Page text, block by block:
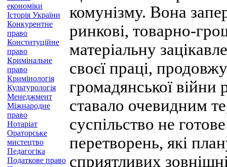
економіки
Історія України
Конкурентне
право
Конституційне
право
Кримінальне
право
Кримінологія
Культурологія
Менеджмент
Міжнародне
право
Нотаріат
Ораторське
мистецтво
Педагогіка
Податкове право
комунізму. Вона
ринкові, товарно-
матеріальну
своєї праці,
громадянської війни
ставало очевидним
суспільство не
перетворень, які
сприятливих